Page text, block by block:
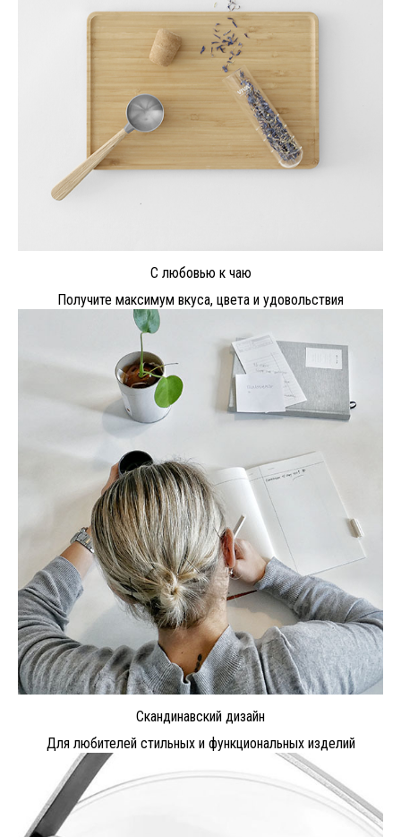
С любовью к чаю
Получите максимум вкуса, цвета и удовольствия
Скандинавский дизайн
Для любителей стильных и функциональных изделий